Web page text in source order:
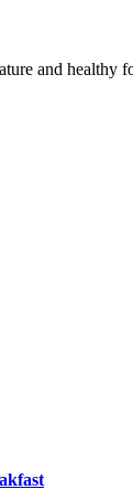
and healthy